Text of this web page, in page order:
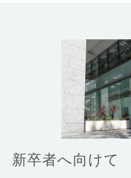
新卒者へ向けて